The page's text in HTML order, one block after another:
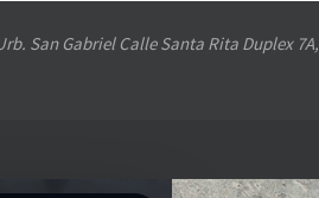
San Gabriel Calle Santa Rita Duplex